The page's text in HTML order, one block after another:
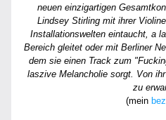
neuen einzigartigen
Lindsey Stirling mit ihrer
Installationswelten eintaucht, a
Bereich gleitet oder mit Berliner
dem sie einen Track zum
laszive Melancholie sorgt. Von
zu
(mein